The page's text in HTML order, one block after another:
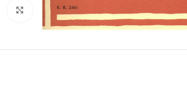
Click to enlarge